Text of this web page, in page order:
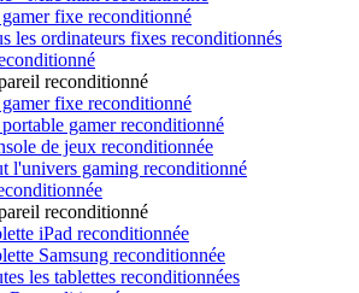
fixe reconditionné
les ordinateurs fixes reconditionnés
reconditionné
fixe reconditionné
gamer reconditionné
de jeux reconditionnée
l'univers gaming reconditionné
reconditionné
iPad reconditionnée
Samsung reconditionnée
les tablettes reconditionnées